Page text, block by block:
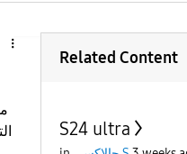
Related Content
S24 ultra